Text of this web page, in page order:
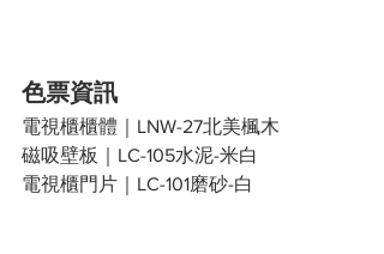
色票資訊
電視櫃櫃體｜LNW-27北美楓木
磁吸壁板｜LC-105水泥-米白
電視櫃門片｜LC-101磨砂-白